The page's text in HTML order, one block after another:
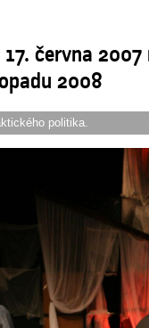
června
2008
politika.